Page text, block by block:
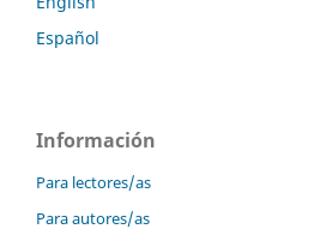
Español
Información
Para lectores/as
Para autores/as